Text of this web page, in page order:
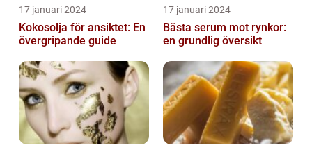
17 januari 2024
Kokosolja för ansiktet: En
övergripande guide
17 januari 2024
Bästa serum mot rynkor:
en grundlig översikt